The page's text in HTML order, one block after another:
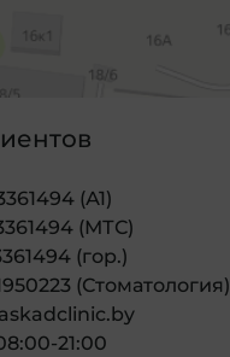
(А1)
(МТС)
(гор.)
(Стоматология)
21:00